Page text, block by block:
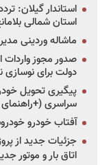
استان شمالی
ماشاله وردینی
دولت برای
پیگیری تحویل
سراسری
آفتاب خودرو
اتاق بار و موتور